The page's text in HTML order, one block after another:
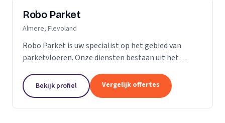
Robo Parket
Almere, Flevoland
Robo Parket is uw specialist op het gebied van
parketvloeren. Onze diensten bestaan uit het
parketvloeren. Voor ons is elke parketvloer uniek en
verdient daarom...
Bekijk profiel Vergelijk offertes